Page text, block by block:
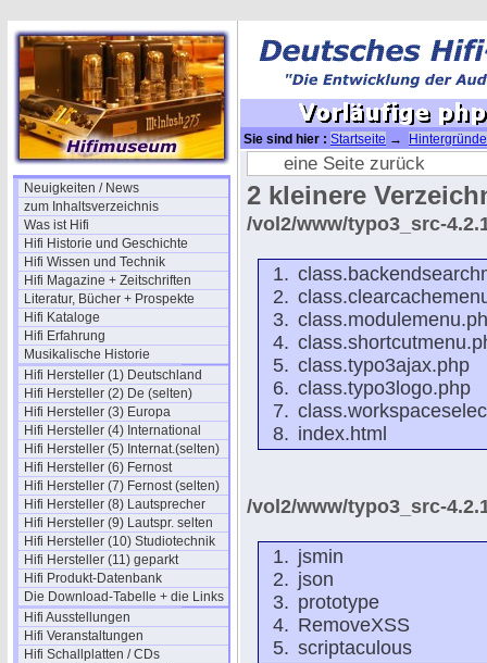
Neuigkeiten / News
zum Inhaltsverzeichnis
Was ist Hifi
Hifi Historie und Geschichte
Hifi Wissen und Technik
Hifi Magazine + Zeitschriften
Literatur, Bücher + Prospekte
Hifi Kataloge
Hifi Erfahrung
Musikalische Historie
Hifi Hersteller (1) Deutschland
Hifi Hersteller (2) De (selten)
Hifi Hersteller (3) Europa
Hifi Hersteller (4) International
Hifi Hersteller (5) Internat.(selten)
Hifi Hersteller (6) Fernost
Hifi Hersteller (7) Fernost (selten)
Hifi Hersteller (8) Lautsprecher
Hifi Hersteller (9) Lautspr. selten
Hifi Hersteller (10) Studiotechnik
Hifi Hersteller (11) geparkt
Hifi Produkt-Datenbank
Die Download-Tabelle + die Links
Hifi Ausstellungen
Hifi Veranstaltungen
Hifi Schallplatten / CDs
Sie sind hier : Startseite →
php Auflistung 4
eine Seite zurück
2 kleinere
/vol2/www/typo3_src-
class.typo3ajax.php
class.typo3logo.php
index.html
/vol2/www/typo3_src-
jsmin
json
prototype
RemoveXSS
scriptaculous